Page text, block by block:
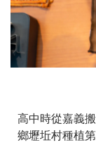
高中時從嘉義
鄉壢坵村種植